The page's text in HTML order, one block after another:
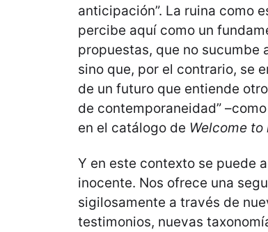
anticipación”. La ruina como
percibe aquí como un
propuestas, que no sucumbe
sino que, por el contrario, se
de un futuro que entiende
de contemporaneidad”
en el catálogo de Welcome
Y en este contexto se puede
inocente. Nos ofrece una
sigilosamente a través de
testimonios, nuevas